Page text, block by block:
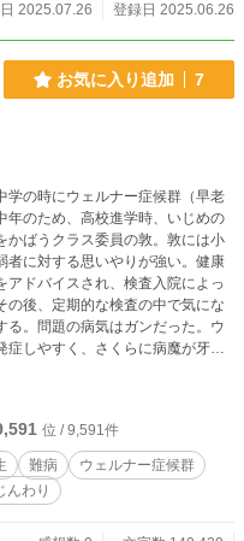
2025.07.26
登録日 2025.06.26
お気に入り追加 7
学の時にウェルナー症候群（早老
年のため、高校進学時、いじめの
かばうクラス委員の敦。敦には小
者に対する思いやりが強い。健康
アドバイスされ、検査入院によっ
の後、定期的な検査の中で気にな
る。問題の病気はガンだった。ウ
症しやすく、さくらに病魔が牙を
名を伏せるがそれもできなくな
精神的に落ち込む。敦はそうい
し、互いに恋心が芽生える。そ
る。さくらの心情を日記で表す
品で、立体的な視点からその変
「愛と死を見つめて」を意識し
位 / 9,591件
難病
ウェルナー症候群
んわり